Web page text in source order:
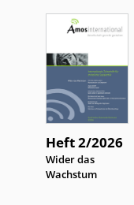
Heft 2/2026
:
Wider das
Wachstum